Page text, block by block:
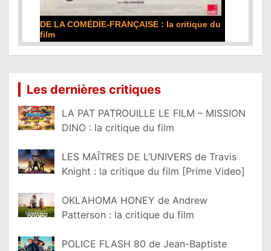
DE LA COMÉDIE-FRANÇAISE : la critique du
film
Les dernières critiques
LA PAT PATROUILLE LE FILM – MISSION
DINO : la critique du film
LES MAÎTRES DE L’UNIVERS de Travis
Knight : la critique du film [Prime Video]
OKLAHOMA HONEY de Andrew
Patterson : la critique du film
POLICE FLASH 80 de Jean-Baptiste